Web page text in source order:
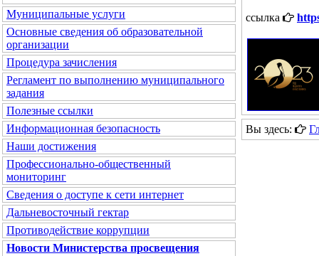
Муниципальные услуги
Основные сведения об образовательной
организации
Процедура зачисления
Регламент по выполнению муниципального
задания
Полезные ссылки
Информационная безопасность
Наши достижения
Профессионально-общественный
мониторинг
Сведения о доступе к сети интернет
Дальневосточный гектар
Противодействие коррупции
Новости Министерства просвещения
ссылка
Вы здесь: